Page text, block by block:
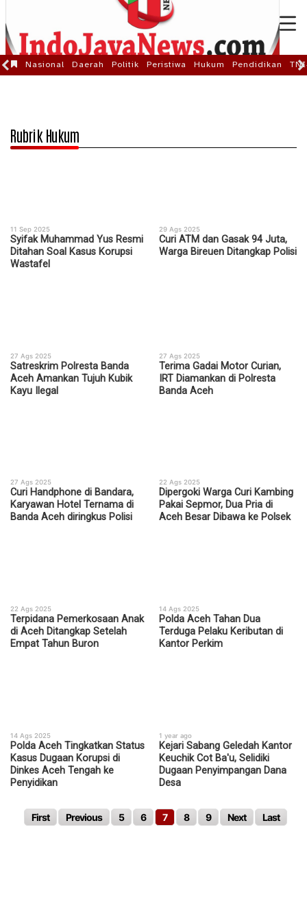
Nasional Daerah Politik Peristiwa Hukum Pendidikan
Rubrik Hukum
11 Sep 2025
Syifak Muhammad Yus Resmi
Ditahan Soal Kasus Korupsi
Wastafel
29 Ags 2025
Curi ATM dan Gasak 94 Juta,
Warga Bireuen Ditangkap Polisi
27 Ags 2025
Satreskrim Polresta Banda
Aceh Amankan Tujuh Kubik
Kayu Ilegal
27 Ags 2025
Terima Gadai Motor Curian,
IRT Diamankan di Polresta
Banda Aceh
27 Ags 2025
Curi Handphone di Bandara,
Karyawan Hotel Ternama di
Banda Aceh diringkus Polisi
22 Ags 2025
Dipergoki Warga Curi Kambing
Pakai Sepmor, Dua Pria di
Aceh Besar Dibawa ke Polsek
22 Ags 2025
Terpidana Pemerkosaan Anak
di Aceh Ditangkap Setelah
Empat Tahun Buron
14 Ags 2025
Polda Aceh Tahan Dua
Terduga Pelaku Keributan di
Kantor Perkim
14 Ags 2025
Polda Aceh Tingkatkan Status
Kasus Dugaan Korupsi di
Dinkes Aceh Tengah ke
Penyidikan
1 year ago
Kejari Sabang Geledah Kantor
Keuchik Cot Ba'u, Selidiki
Dugaan Penyimpangan Dana
Desa
First Previous 5 6 7 8 9 Next Last